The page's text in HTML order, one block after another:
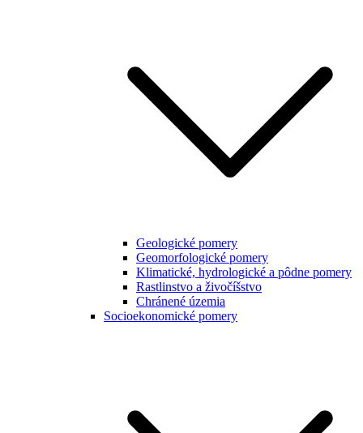
Geologické pomery
Geomorfologické pomery
Klimatické, hydrologické a pôdne pomery
Rastlinstvo a živočíšstvo
Chránené územia
Socioekonomické pomery